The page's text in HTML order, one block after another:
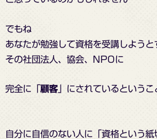
でもね
あなたが勉強して資格を受講しようと
その社団法人、協会、NPOに
完全に「 顧客」にされているという
自分に自信のない人に「資格という